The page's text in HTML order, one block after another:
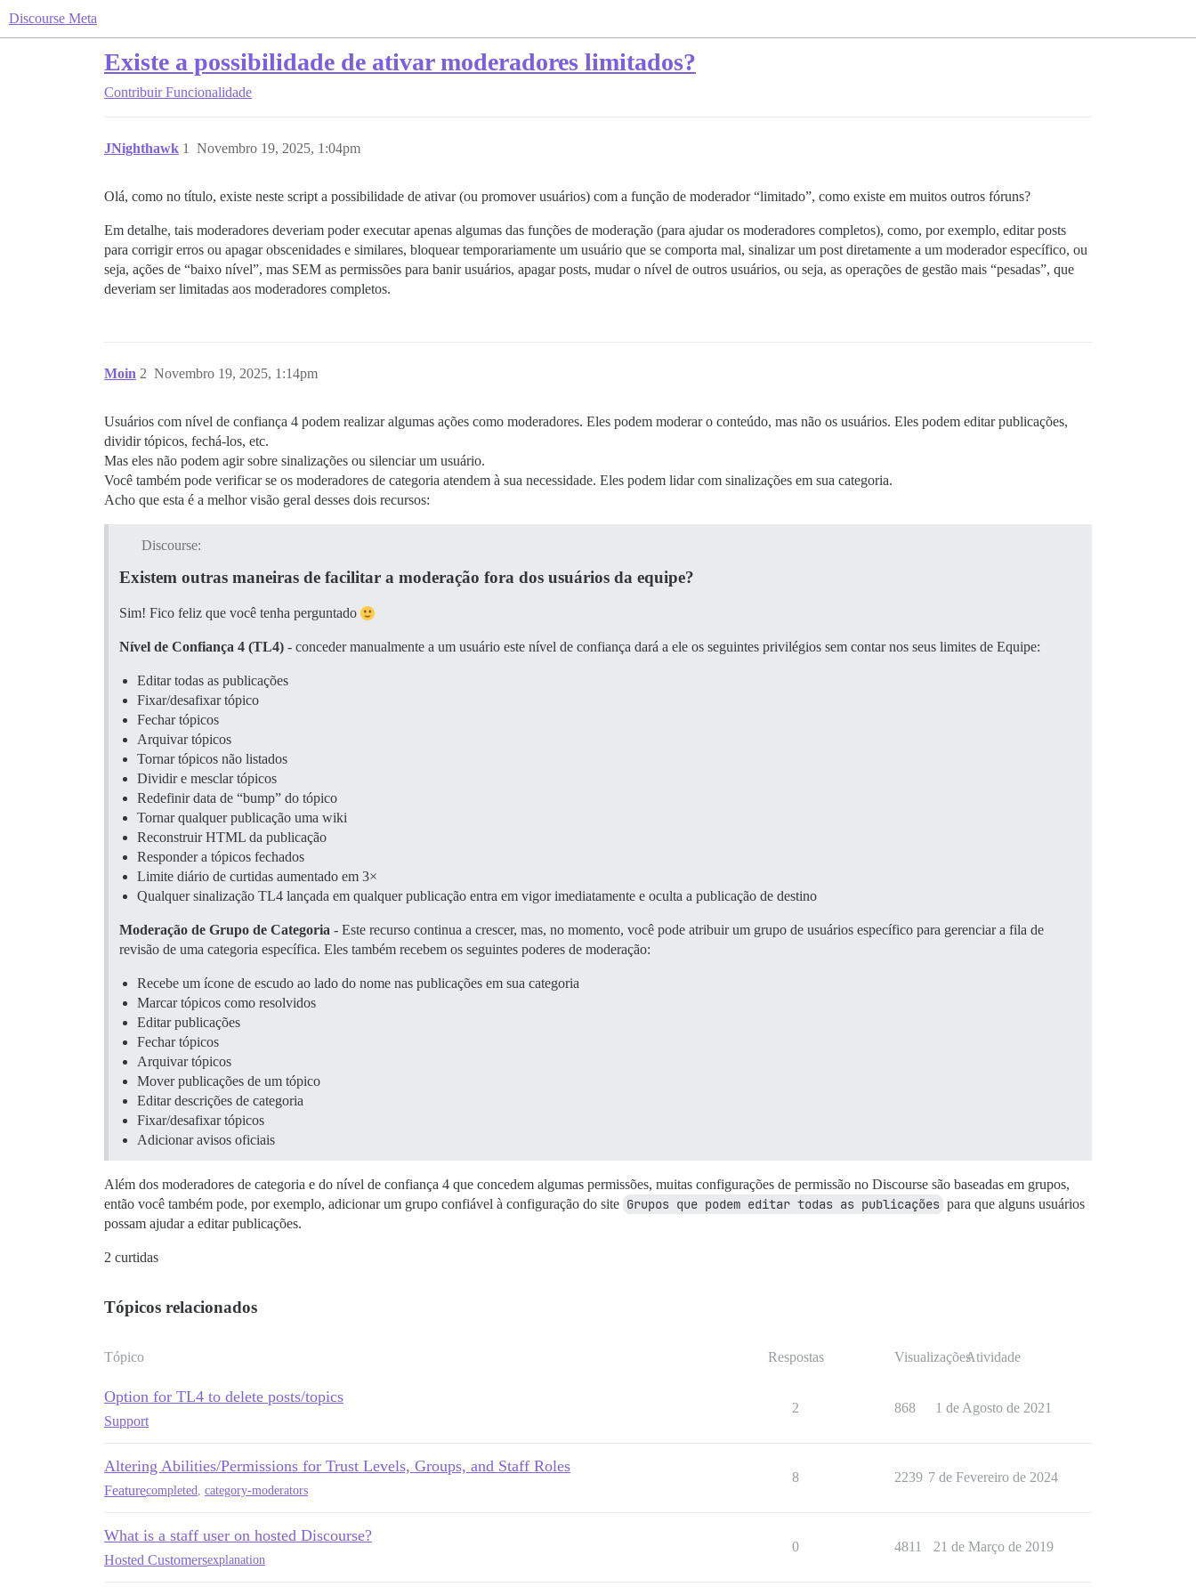
Discourse Meta
Existe a possibilidade de ativar moderadores limitados?
Contribuir Funcionalidade
JNighthawk Novembro 19, 2025, 1:04pm
1
Olá, como no título, existe neste script a possibilidade de ativar (ou promover usuários) com a função de moderador “limitado”, como existe em muitos outros fóruns?
Em detalhe, tais moderadores deveriam poder executar apenas algumas das funções de moderação (para ajudar os moderadores completos), como, por exemplo, editar posts
para corrigir erros ou apagar obscenidades e similares, bloquear temporariamente um usuário que se comporta mal, sinalizar um post diretamente a um moderador específico, ou
seja, ações de “baixo nível”, mas SEM as permissões para banir usuários, apagar posts, mudar o nível de outros usuários, ou seja, as operações de gestão mais “pesadas”, que
deveriam ser limitadas aos moderadores completos.
Moin Novembro 19, 2025, 1:14pm
2
Usuários com nível de confiança 4 podem realizar algumas ações como moderadores. Eles podem moderar o conteúdo, mas não os usuários. Eles podem editar publicações,
dividir tópicos, fechá-los, etc.
Mas eles não podem agir sobre sinalizações ou silenciar um usuário.
Você também pode verificar se os moderadores de categoria atendem à sua necessidade. Eles podem lidar com sinalizações em sua categoria.
Acho que esta é a melhor visão geral desses dois recursos:
Discourse:
Existem outras maneiras de facilitar a moderação fora dos usuários da equipe?
Sim! Fico feliz que você tenha perguntado
Nível de Confiança 4 (TL4) - conceder manualmente a um usuário este nível de confiança dará a ele os seguintes privilégios sem contar nos seus limites de Equipe:
Editar todas as publicações
Fixar/desafixar tópico
Fechar tópicos
Arquivar tópicos
Tornar tópicos não listados
Dividir e mesclar tópicos
Redefinir data de “bump” do tópico
Tornar qualquer publicação uma wiki
Reconstruir HTML da publicação
Responder a tópicos fechados
Limite diário de curtidas aumentado em 3×
Qualquer sinalização TL4 lançada em qualquer publicação entra em vigor imediatamente e oculta a publicação de destino
Moderação de Grupo de Categoria - Este recurso continua a crescer, mas, no momento, você pode atribuir um grupo de usuários específico para gerenciar a fila de
revisão de uma categoria específica. Eles também recebem os seguintes poderes de moderação:
Recebe um ícone de escudo ao lado do nome nas publicações em sua categoria
Marcar tópicos como resolvidos
Editar publicações
Fechar tópicos
Arquivar tópicos
Mover publicações de um tópico
Editar descrições de categoria
Fixar/desafixar tópicos
Adicionar avisos oficiais
Além dos moderadores de categoria e do nível de confiança 4 que concedem algumas permissões, muitas configurações de permissão no Discourse são baseadas em grupos,
então você também pode, por exemplo, adicionar um grupo confiável à configuração do site Grupos que podem editar todas as publicações para que alguns usuários
possam ajudar a editar publicações.
2 curtidas
Tópicos relacionados
Tópico Respostas VisualizaçõesAtividade
Option for TL4 to delete posts/topics
Support
2 868 1 de Agosto de 2021
Altering Abilities/Permissions for Trust Levels, Groups, and Staff Roles
Featurecompleted, category-moderators
8 2239 7 de Fevereiro de 2024
What is a staff user on hosted Discourse?
Hosted Customersexplanation
0 4811 21 de Março de 2019